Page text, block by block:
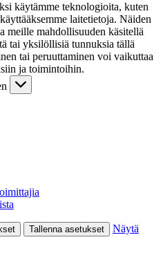
käytämme teknologioita, kuten
laitetietoja. Näiden
meille mahdollisuuden käsitellä
tai yksilöllisiä tunnuksia tällä
tai peruuttaminen voi vaikuttaa
ja toimintoihin.
Tallenna asetukset
Näytä